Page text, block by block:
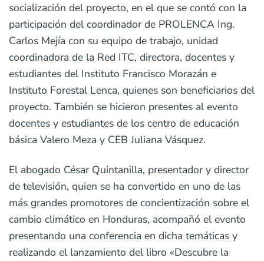
socialización del proyecto, en el que se contó con la
participación del coordinador de PROLENCA Ing.
Carlos Mejía con su equipo de trabajo, unidad
coordinadora de la Red ITC, directora, docentes y
estudiantes del Instituto Francisco Morazán e
Instituto Forestal Lenca, quienes son beneficiarios del
proyecto. También se hicieron presentes al evento
docentes y estudiantes de los centro de educación
básica Valero Meza y CEB Juliana Vásquez.
El abogado César Quintanilla, presentador y director
de televisión, quien se ha convertido en uno de las
más grandes promotores de concientización sobre el
cambio climático en Honduras, acompañó el evento
presentando una conferencia en dicha temáticas y
realizando el lanzamiento del libro «Descubre la